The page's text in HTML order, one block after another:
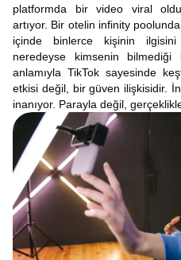
platformda bir video viral
artıyor. Bir otelin infinity
içinde binlerce kişinin
neredeyse kimsenin
anlamıyla TikTok sayesinde
etkisi değil, bir güven ilişkisidir.
inanıyor. Parayla değil,